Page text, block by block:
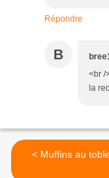
Répondre
B
<br /
la
< Muffins au